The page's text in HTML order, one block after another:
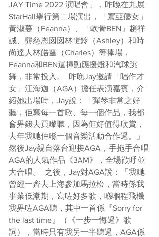
JAY Time 2022 演唱會」，昨晚在九展
StarHall舉行第二場演出，「寰亞孻女」
黃淑蔓（Feanna）、「軟骨BEN」趙祥
誠、龔慈恩囡囡林愷鈴（Ashley）和時
尚達人林皓霆（Charles）等捧場，
Feanna和BEN還揮動應援燈和汽球跳
舞，非常投入。  昨晚Jay邀請「唱作才
女」江海迦（AGA）擔任表演嘉賓，介
紹她出場時，Jay說：「彈琴非常之好
聽，佢寫每一首歌、每一個作品，我都
會畀錢去買嚟聽，因為佢好值得欣賞，
去年我哋仲喺一個音樂活動合作過。」
然後Jay親自落台迎接AGA，手拖手合唱
AGA的人氣作品《3AM》，全場歡呼並
大合唱。  之後，Jay對AGA說：「我哋
曾經一齊去上海參加馬拉松，當時係我
事業低潮期，寫咗好多歌，喺嗰程飛機
我畀咗AGA聽，其中一首係『Sorry for
the last time』（《一步一悔過》歌
詞），當時只有我另一半聽過，AGA係